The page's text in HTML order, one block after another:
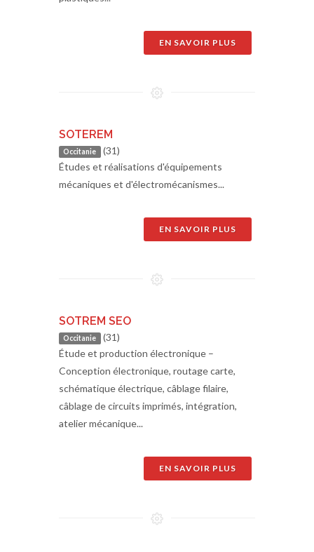
EN SAVOIR PLUS
SOTEREM
Occitanie (31)
Études et réalisations d'équipements
mécaniques et d'électromécanismes...
EN SAVOIR PLUS
SOTREM SEO
Occitanie (31)
Étude et production électronique –
Conception électronique, routage carte,
schématique électrique, câblage filaire,
câblage de circuits imprimés, intégration,
atelier mécanique...
EN SAVOIR PLUS